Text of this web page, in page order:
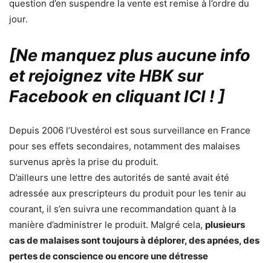
question d’en suspendre la vente est remise à l’ordre du
jour.
[Ne manquez plus aucune info
et rejoignez vite HBK sur
Facebook en cliquant ICI !]
Depuis 2006 l’Uvestérol est sous surveillance en France
pour ses effets secondaires, notamment des malaises
survenus après la prise du produit.
D’ailleurs une lettre des autorités de santé avait été
adressée aux prescripteurs du produit pour les tenir au
courant, il s’en suivra une recommandation quant à la
manière d’administrer le produit. Malgré cela, plusieurs
cas de malaises sont toujours à déplorer, des apnées, des
pertes de conscience ou encore une détresse